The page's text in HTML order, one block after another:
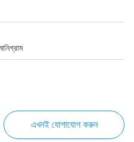
এখনই যোগাযোগ করুন